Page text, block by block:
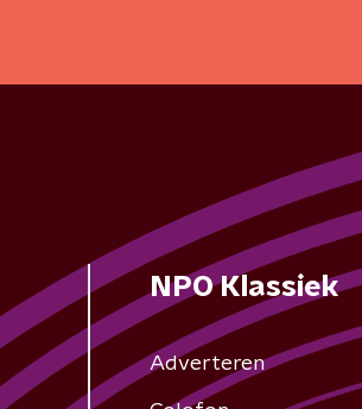
NPO Klassiek
Adverteren